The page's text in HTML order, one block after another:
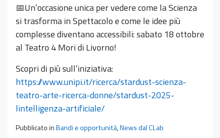
📅Un’occasione unica per vedere come la Scienza
si trasforma in Spettacolo e come le idee più
complesse diventano accessibili: sabato 18 ottobre
al Teatro 4 Mori di Livorno!
Scopri di più sull’iniziativa:
https://www.unipi.it/ricerca/stardust-scienza-
teatro-arte-ricerca-donne/stardust-2025-
lintelligenza-artificiale/
Pubblicato inBandi e opportunità,News dal CLab